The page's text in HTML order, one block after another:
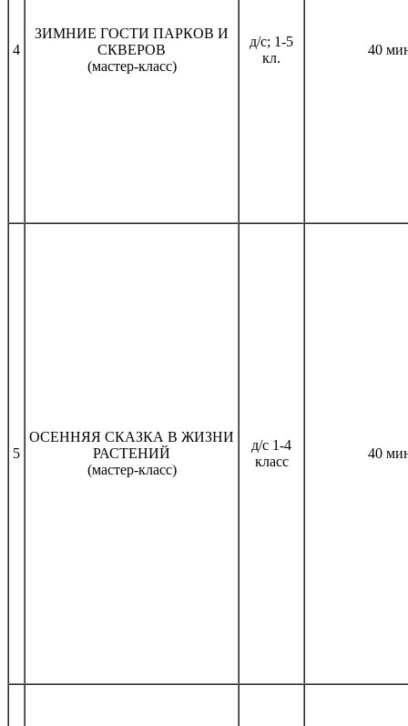
4
ЗИМНИЕ ГОСТИ ПАРКОВ И
СКВЕРОВ
(мастер-класс)
д/с; 1-5
кл.
40
5
ОСЕННЯЯ СКАЗКА В ЖИЗНИ
РАСТЕНИЙ
(мастер-класс)
д/с 1-4
класс
40